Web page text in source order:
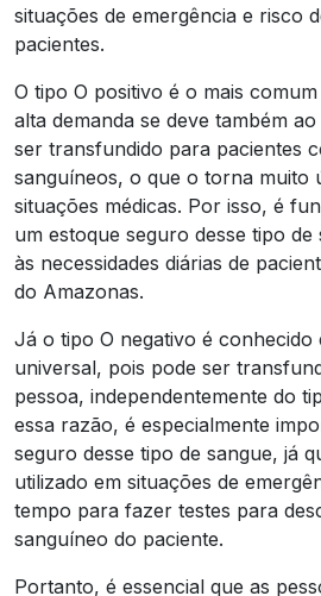
situações de emergência e risco
pacientes.
O tipo O positivo é o mais
alta demanda se deve também
ser transfundido para pacientes
sanguíneos, o que o torna muito
situações médicas. Por isso, é
um estoque seguro desse tipo
às necessidades diárias de
do Amazonas.
Já o tipo O negativo é conhecido
universal, pois pode ser
pessoa, independentemente do
essa razão, é especialmente
seguro desse tipo de sangue, já
utilizado em situações de
tempo para fazer testes para
sanguíneo do paciente.
Portanto, é essencial que as